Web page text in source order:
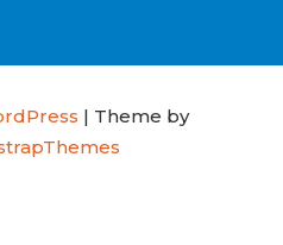
| Theme by